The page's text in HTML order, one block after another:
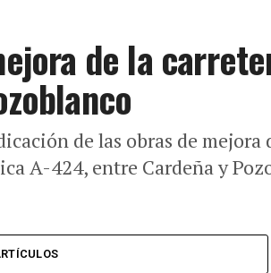
de la
de las obras de mejora
A-424, entre Cardeña y